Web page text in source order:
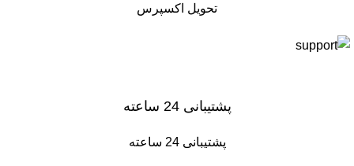
تحویل اکسپرس
پشتیبانی 24 ساعته
پشتیبانی 24 ساعته